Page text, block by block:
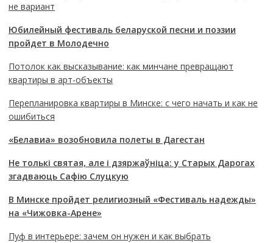
не вариант
Юбилейный фестиваль беларуской песни и поэзии
пройдет в Молодечно
Потолок как высказывание: как минчане превращают
квартиры в арт-объекты
Перепланировка квартиры в Минске: с чего начать и как не
ошибиться
«Белавиа» возобновила полеты в Дагестан
Не толькі святая, але і дзяржаўніца: у Старых Дарогах
згадваюць Сафію Слуцкую
В Минске пройдет религиозный «Фестиваль надежды»
на «Чижовка-Арене»
Пуф в интерьере: зачем он нужен и как выбрать